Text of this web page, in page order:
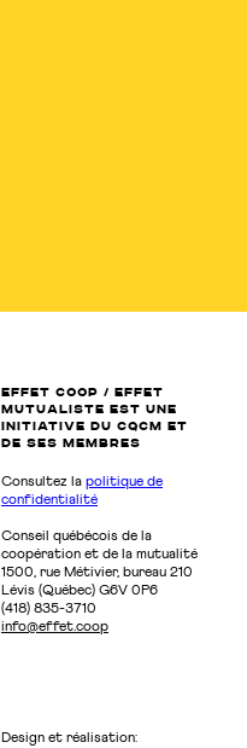
EFFET COOP / EFFET
MUTUALISTE EST UNE
INITIATIVE DU CQCM ET
de SES MEMBRES
Consultez la politique de
confidentialité
Conseil québécois de la
coopération et de la mutualité
1500, rue Métivier, bureau 210
Lévis (Québec) G6V 0P6
(418) 835-3710
info@effet.coop
Design et réalisation: